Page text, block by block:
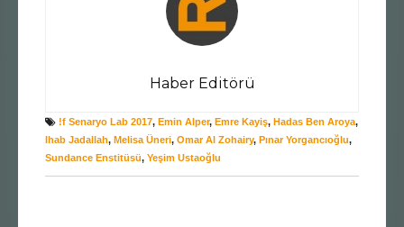
Haber Editörü
!f Senaryo Lab 2017, Emin Alper, Emre Kayiş, Hadas Ben Aroya,
Ihab Jadallah, Melisa Üneri, Omar Al Zohairy, Pınar Yorgancıoğlu,
Sundance Enstitüsü, Yeşim Ustaoğlu